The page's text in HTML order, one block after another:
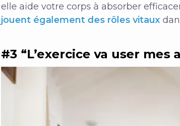
elle aide votre corps à absorber
jouent également des rôles vitaux
#3 “L’exercice va user